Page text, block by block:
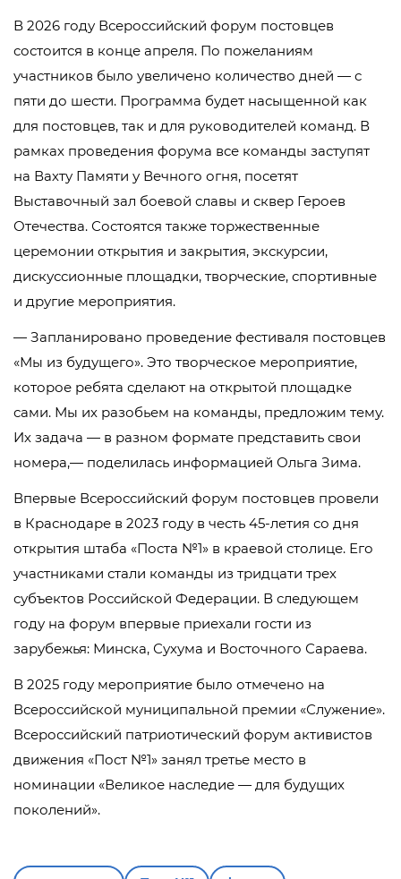
В 2026 году Всероссийский форум постовцев
состоится в конце апреля. По пожеланиям
участников было увеличено количество дней — с
пяти до шести. Программа будет насыщенной как
для постовцев, так и для руководителей команд. В
рамках проведения форума все команды заступят
на Вахту Памяти у Вечного огня, посетят
Выставочный зал боевой славы и сквер Героев
Отечества. Состоятся также торжественные
церемонии открытия и закрытия, экскурсии,
дискуссионные площадки, творческие, спортивные
и другие мероприятия.
— Запланировано проведение фестиваля постовцев
«Мы из будущего». Это творческое мероприятие,
которое ребята сделают на открытой площадке
сами. Мы их разобьем на команды, предложим тему.
Их задача — в разном формате представить свои
номера,— поделилась информацией Ольга Зима.
Впервые Всероссийский форум постовцев провели
в Краснодаре в 2023 году в честь 45-летия со дня
открытия штаба «Поста №1» в краевой столице. Его
участниками стали команды из тридцати трех
субъектов Российской Федерации. В следующем
году на форум впервые приехали гости из
зарубежья: Минска, Сухума и Восточного Сараева.
В 2025 году мероприятие было отмечено на
Всероссийской муниципальной премии «Служение».
Всероссийский патриотический форум активистов
движения «Пост №1» занял третье место в
номинации «Великое наследие — для будущих
поколений».